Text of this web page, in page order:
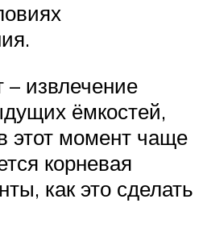
извлечение
ёмкостей,
этот момент чаще
корневая
как это сделать